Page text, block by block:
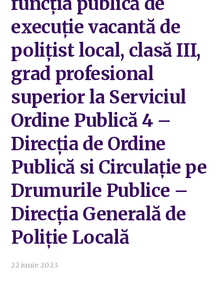
execuție vacantă de
polițist local, clasă III,
grad profesional
superior la Serviciul
Ordine Publică 4 –
Direcția de Ordine
Publică si Circulație pe
Drumurile Publice –
Direcția Generală de
Poliție Locală
22 iunie 2023